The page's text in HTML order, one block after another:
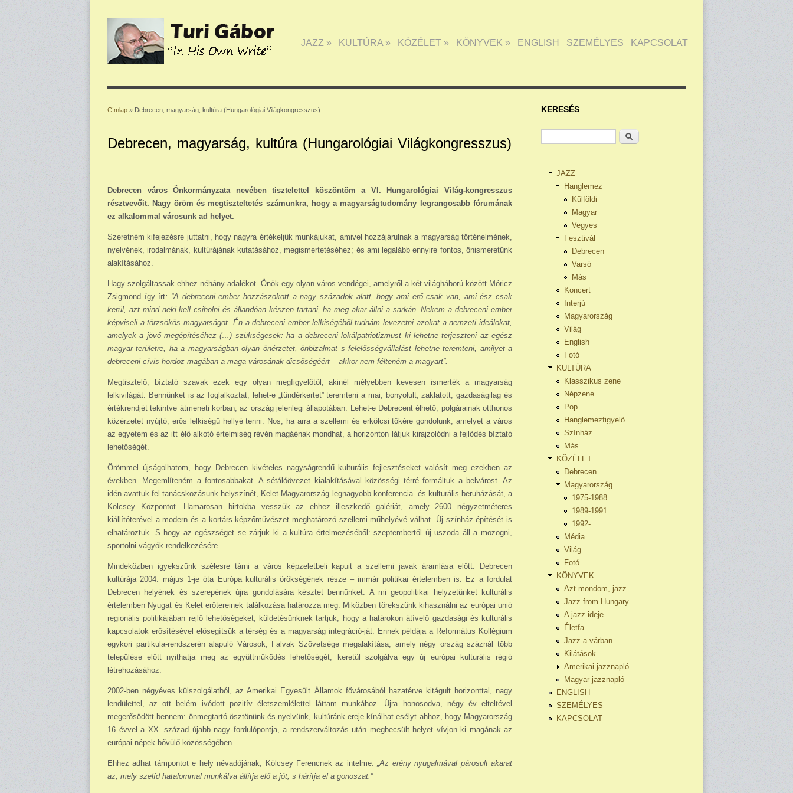
JAZZ » KULTÚRA » KÖZÉLET » KÖNYVEK » ENGLISH SZEMÉLYES KAPCSOLAT
Címlap » Debrecen, magyarság, kultúra (Hungarológiai Világkongresszus)
Debrecen, magyarság, kultúra (Hungarológiai Világkongresszus)
Debrecen város Önkormányzata nevében tisztelettel köszöntöm a VI. Hungarológiai Világ-kongresszus
résztvevőit. Nagy öröm és megtiszteltetés számunkra, hogy a magyarságtu­do­mány legrangosabb fórumának
ez alkalommal városunk ad helyet.
Szeretném kifejezésre juttatni, hogy nagyra értékeljük munkájukat, amivel hozzájárulnak a magyarság történelmének,
nyel­vének, irodalmának, kultúrájának kutatásához, megismertetéséhez; és ami legalább ennyire fontos, önismeretünk
alakításához.
Hagy szolgáltassak ehhez néhány adalékot. Önök egy olyan város vendégei, amelyről a két világháború között Móricz
Zsigmond így írt: “A debreceni ember hozzászokott a nagy századok alatt, hogy ami erő csak van, ami ész csak
kerül, azt mind neki kell csiholni és állandóan készen tartani, ha meg akar állni a sarkán. Nekem a debreceni ember
képviseli a törzsökös ma­gyar­ságot. Én a debreceni ember lelkiségéből tudnám levezetni azokat a nemzeti ideálokat,
amelyek a jövő megépítéséhez (…) szükségesek: ha a debreceni lokálpatriotizmust ki lehetne terjeszteni az egész
magyar területre, ha a magyarságban olyan önérzetet, önbizalmat s fele­lősségvállalást lehetne teremteni, amilyet a
debreceni cívis hordoz magában a maga városának dicsőségéért – akkor nem félteném a magyart”.
Megtisztelő, bíztató szavak ezek egy olyan megfigyelőtől, akinél mélyebben kevesen is­merték a magyarság
lelkivilágát. Bennünket is az foglalkoztat, lehet-e „tündérkertet” teremteni a mai, bonyolult, zaklatott, gazdaságilag és
értékrendjét tekintve átmeneti korban, az ország jelenlegi állapotában. Lehet-e Debrecent élhető, polgárainak otthonos
közérzetet nyújtó, erős lelkiségű hellyé tenni. Nos, ha arra a szellemi és erkölcsi tőkére gondolunk, amelyet a város
az egyetem és az itt élő alkotó értelmiség révén magáénak mondhat, a horizonton látjuk ki­raj­zolódni a fejlődés bíztató
lehetőségét.
Örömmel újságolhatom, hogy Debrecen kivételes nagyságrendű kulturális fejlesztéseket valósít meg ezekben az
években. Megemlíteném a fontosabbakat. A sétálóövezet kialakításával közösségi térré formáltuk a belvárost. Az
idén avattuk fel tanácskozásunk helyszínét, Kelet-Magyarország legnagyobb konferencia- és kulturális beruházását, a
Kölcsey Központot. Ha­ma­rosan birtokba vesszük az ehhez illeszkedő galériát, amely 2600 négyzetméteres
kiállítóterével a modern és a kortárs képzőművészet meghatározó szellemi műhelyévé válhat. Új színház építését is
elhatároztuk. S hogy az egészséget se zárjuk ki a kultúra értelmezéséből: szeptem­bertől új uszoda áll a mozogni,
sportolni vágyók rendelkezésére.
Mindeközben igyekszünk szélesre tárni a város képzeletbeli kapuit a szellemi javak áramlása előtt. Debrecen
kultúrája 2004. május 1-je óta Európa kulturális örökségének része – immár politikai értelemben is. Ez a fordulat
Debrecen helyének és szerepének újra gondolására késztet bennünket. A mi geopolitikai helyzetünket kulturális
értelemben Nyugat és Kelet erő­tereinek találkozása határozza meg. Miközben törekszünk kihasználni az európai unió
re­gionális politikájában rejlő lehetőségeket, küldetésünknek tartjuk, hogy a határokon átívelő gazdasági és kulturális
kapcsolatok erősítésével elősegítsük a térség és a magyarság integráció-ját. Ennek példája a Református Kollégium
egykori partikula-rendszerén alapuló Városok, Falvak Szövetsége megalakítása, amely négy ország száznál több
települése előtt nyithatja meg az együttműködés lehetőségét, keretül szolgálva egy új európai kulturális régió
létrehozásához.
2002-ben négyéves külszolgálatból, az Amerikai Egyesült Államok fővárosából hazatérve kitágult horizonttal, nagy
lendülettel, az ott belém ivódott pozitív életszemlélettel láttam mun­kához. Újra honosodva, négy év elteltével
megerősödött bennem: önmegtartó ösztönünk és nyelvünk, kultúránk ereje kínálhat esélyt ahhoz, hogy Magyarország
16 évvel a XX. század újabb nagy fordulópontja, a rendszerváltozás után megbecsült helyet vívjon ki magának az
európai népek bővülő közösségében.
Ehhez adhat támpontot e hely névadójának, Kölcsey Ferencnek az intelme:
„Az erény nyugalmával párosult akarat
az, mely szelíd hatalommal munkálva állítja elő a jót, s hárítja el a gonoszat.”
KERESÉS
Keresés
JAZZ
Hanglemez
Külföldi
Magyar
Vegyes
Fesztivál
Debrecen
Varsó
Más
Koncert
Interjú
Magyarország
Világ
English
Fotó
KULTÚRA
Klasszikus zene
Népzene
Pop
Hanglemezfigyelő
Színház
Más
KÖZÉLET
Debrecen
Magyarország
1975-1988
1989-1991
1992-
Média
Világ
Fotó
KÖNYVEK
Azt mondom, jazz
Jazz from Hungary
A jazz ideje
Életfa
Jazz a várban
Kilátások
Amerikai jazznapló
Magyar jazznapló
ENGLISH
SZEMÉLYES
KAPCSOLAT